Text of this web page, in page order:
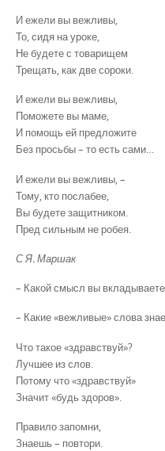
И ежели вы вежливы,
То, сидя на уроке,
Не будете с товарищем
Трещать, как две сороки.
И ежели вы вежливы,
Поможете вы маме,
И помощь ей предложите
Без просьбы – то есть сами…
И ежели вы вежливы, –
Тому, кто послабее,
Вы будете защитником.
Пред сильным не робея.
С Я. Маршак
– Какой смысл вы
– Какие «вежливые» слова
Что такое «здравствуй»?
Лучшее из слов.
Потому что «здравствуй»
Значит «будь здоров».
Правило запомни,
Знаешь – повтори.